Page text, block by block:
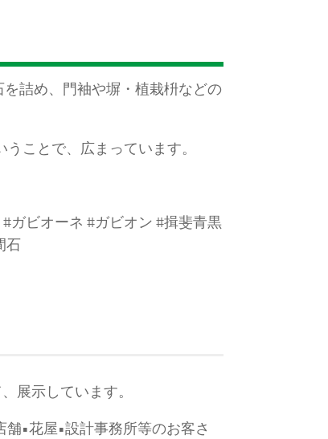
詰め、門袖や塀・植栽枡などの
ことで、広まっています。
ガビオーネ #ガビオン #揖斐青黒
石
展示しています。
•花屋•設計事務所等のお客さ